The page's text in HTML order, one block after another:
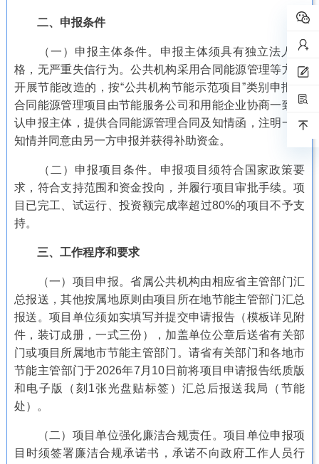
二、申报条件
（一）申报主体条件。申报主体须具有独立法人资
格，无严重失信行为。公共机构采用合同能源管理等方式
开展节能改造的，按“公共机构节能示范项目”类别申报。
合同能源管理项目由节能服务公司和用能企业协商一致确
认申报主体，提供合同能源管理合同及知情函，注明一方
知情并同意由另一方申报并获得补助资金。
（二）申报项目条件。申报项目须符合国家政策要
求，符合支持范围和资金投向，并履行项目审批手续。项
目已完工、试运行、投资额完成率超过80%的项目不予支
持。
三、工作程序和要求
（一）项目申报。省属公共机构由相应省主管部门汇
总报送，其他按属地原则由项目所在地节能主管部门汇总
报送。项目单位须如实填写并提交申请报告（模板详见附
件，装订成册，一式三份），加盖单位公章后送省有关部
门或项目所属地市节能主管部门。请省有关部门和各地市
节能主管部门于2026年7月10日前将项目申请报告纸质版
和电子版（刻1张光盘贴标签）汇总后报送我局（节能
处）。
（二）项目单位强化廉洁合规责任。项目单位申报项
目时须签署廉洁合规承诺书，承诺不向政府工作人员行